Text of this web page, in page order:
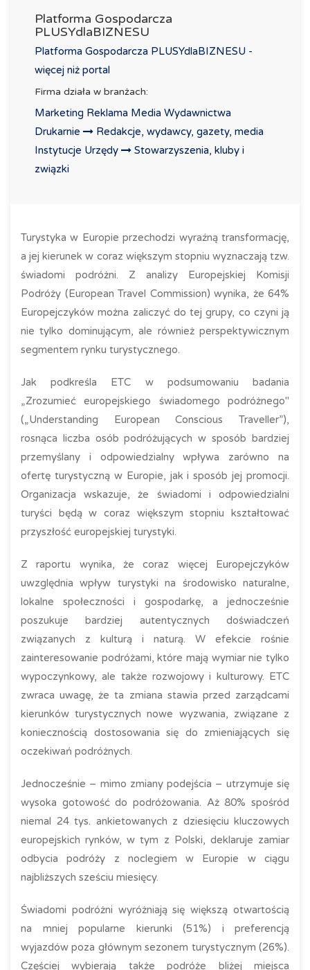
Platforma Gospodarcza
PLUSYdlaBIZNESU
Platforma Gospodarcza PLUSYdlaBIZNESU -
więcej niż portal
Firma działa w branżach:
Marketing Reklama Media Wydawnictwa
Drukarnie
Redakcje, wydawcy, gazety, media
Instytucje Urzędy
Stowarzyszenia, kluby i
związki
Turystyka w Europie przechodzi wyraźną transformację,
a jej kierunek w coraz większym stopniu wyznaczają tzw.
świadomi podróżni. Z analizy Europejskiej Komisji
Podróży (European Travel Commission) wynika, że 64%
Europejczyków można zaliczyć do tej grupy, co czyni ją
nie tylko dominującym, ale również perspektywicznym
segmentem rynku turystycznego.
Jak podkreśla ETC w podsumowaniu badania
„Zrozumieć europejskiego świadomego podróżnego"
(„Understanding European Conscious Traveller”),
rosnąca liczba osób podróżujących w sposób bardziej
przemyślany i odpowiedzialny wpływa zarówno na
ofertę turystyczną w Europie, jak i sposób jej promocji.
Organizacja wskazuje, że świadomi i odpowiedzialni
turyści będą w coraz większym stopniu kształtować
przyszłość europejskiej turystyki.
Z raportu wynika, że coraz więcej Europejczyków
uwzględnia wpływ turystyki na środowisko naturalne,
lokalne społeczności i gospodarkę, a jednocześnie
poszukuje bardziej autentycznych doświadczeń
związanych z kulturą i naturą. W efekcie rośnie
zainteresowanie podróżami, które mają wymiar nie tylko
wypoczynkowy, ale także rozwojowy i kulturowy. ETC
zwraca uwagę, że ta zmiana stawia przed zarządcami
kierunków turystycznych nowe wyzwania, związane z
koniecznością dostosowania się do zmieniających się
oczekiwań podróżnych.
Jednocześnie – mimo zmiany podejścia – utrzymuje się
wysoka gotowość do podróżowania. Aż 80% spośród
niemal 24 tys. ankietowanych z dziesięciu kluczowych
europejskich rynków, w tym z Polski, deklaruje zamiar
odbycia podróży z noclegiem w Europie w ciągu
najbliższych sześciu miesięcy.
Świadomi podróżni wyróżniają się większą otwartością
na mniej popularne kierunki (51%) i preferencją
wyjazdów poza głównym sezonem turystycznym (26%).
Częściej wybierają także podróże bliżej miejsca